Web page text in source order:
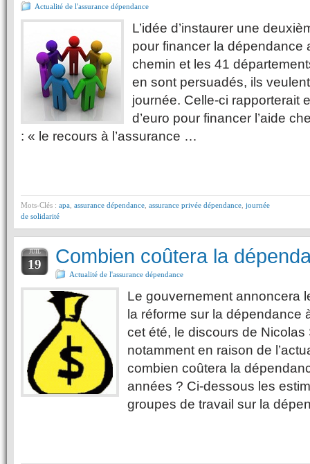
Actualité de l'assurance dépendance
L’idée d’instaurer une
pour financer la dépendance
chemin et les 41
en sont persuadés, ils
journée. Celle-ci rapporterait
d’euro pour financer l’aide
: « le recours à l’assurance …
Mots-Clés : apa assurance dépendance assurance privée dépendance journée
de solidarité
JUIL
19 Combien coûtera la
Actualité de l'assurance dépendance
Le gouvernement annoncera
la réforme sur la
cet été, le discours de
notamment en raison de
combien coûtera la
années ? Ci-dessous les
groupes de travail sur la